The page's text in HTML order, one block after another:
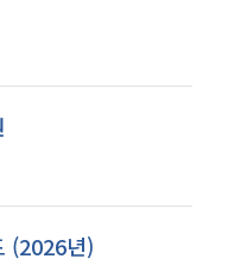
(2026년)